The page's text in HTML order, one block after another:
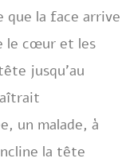
que la face arrive
le cœur et les
jusqu’au
un malade, à
la tête